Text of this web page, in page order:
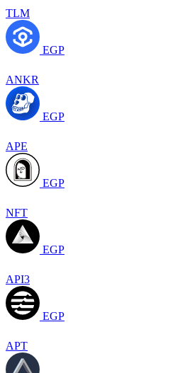
TLM
EGP
ANKR
EGP
APE
EGP
NFT
EGP
API3
EGP
APT